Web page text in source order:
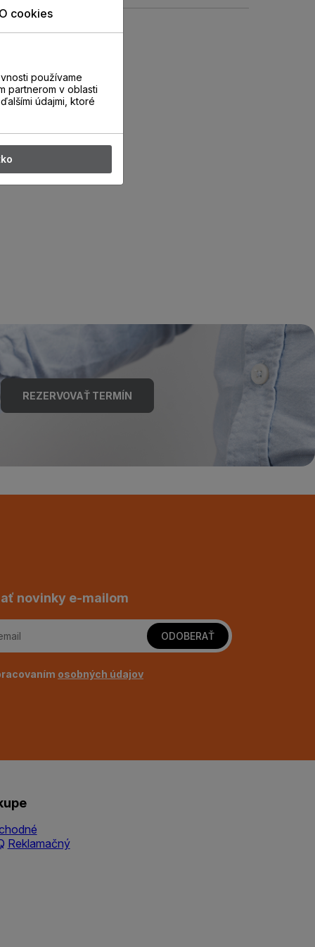
REZERVOVAŤ TERMÍN
novinky e-mailom
ODOBERAŤ
osobných údajov
Reklamačný
cookies
používame
partnerom v oblasti
údajmi, ktoré